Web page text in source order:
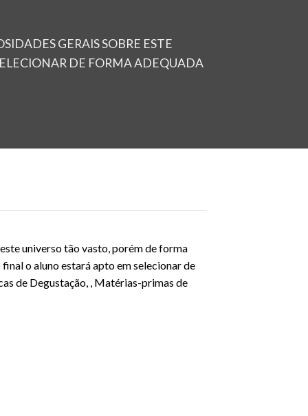
GERAIS SOBRE ESTE
DE FORMA ADEQUADA
universo tão vasto, porém de forma
o aluno estará apto em selecionar de
de Degustação, , Matérias-primas de